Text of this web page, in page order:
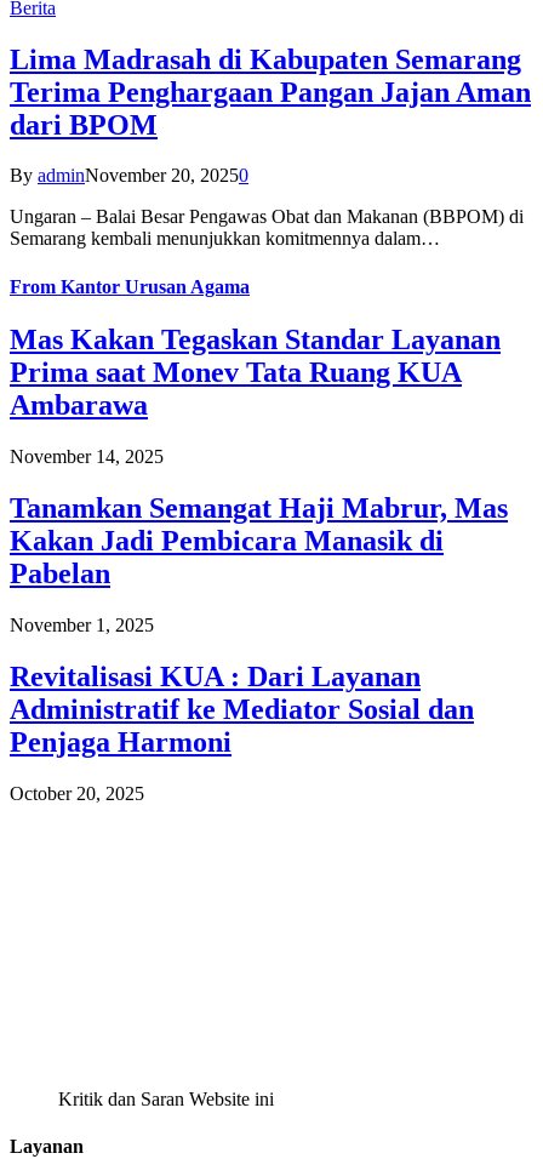
Berita
Lima Madrasah di Kabupaten Semarang
Terima Penghargaan Pangan Jajan Aman
dari BPOM
By adminNovember 20, 20250
Ungaran – Balai Besar Pengawas Obat dan Makanan (BBPOM) di
Semarang kembali menunjukkan komitmennya dalam…
From Kantor Urusan Agama
Mas Kakan Tegaskan Standar Layanan
Prima saat Monev Tata Ruang KUA
Ambarawa
November 14, 2025
Tanamkan Semangat Haji Mabrur, Mas
Kakan Jadi Pembicara Manasik di
Pabelan
November 1, 2025
Revitalisasi KUA : Dari Layanan
Administratif ke Mediator Sosial dan
Penjaga Harmoni
October 20, 2025
Kritik dan Saran Website ini
Layanan